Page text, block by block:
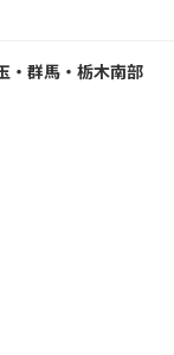
・群馬・栃木南部